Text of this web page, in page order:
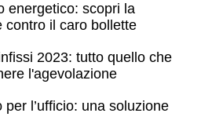
energetico: scopri la
contro il caro bollette
2023: tutto quello che
l'agevolazione
l’ufficio: una soluzione